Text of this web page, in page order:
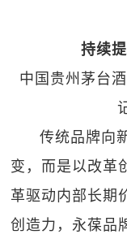
持续
中国贵州茅台
传统品牌向
变，而是以改革
革驱动内部长期
创造力，永葆品